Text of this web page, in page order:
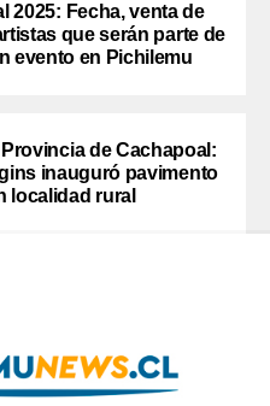
2025: Fecha, venta de
que serán parte de
evento en Pichilemu
de Cachapoal:
inauguró pavimento
localidad rural